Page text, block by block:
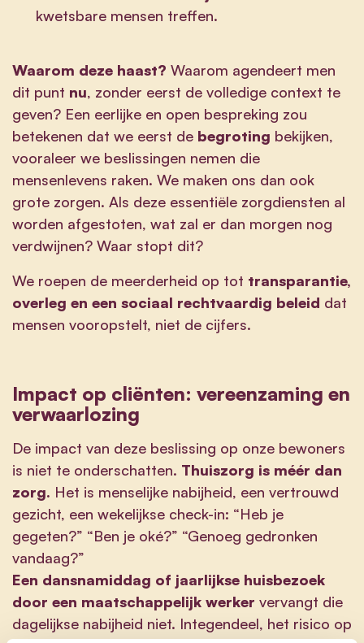
kwetsbare mensen treffen.
Waarom deze haast? Waarom agendeert men
dit punt nu, zonder eerst de volledige context te
geven? Een eerlijke en open bespreking zou
betekenen dat we eerst de begroting bekijken,
vooraleer we beslissingen nemen die
mensenlevens raken. We maken ons dan ook
grote zorgen. Als deze essentiële zorgdiensten al
worden afgestoten, wat zal er dan morgen nog
verdwijnen? Waar stopt dit?
We roepen de meerderheid op tot transparantie,
overleg en een sociaal rechtvaardig beleid dat
mensen vooropstelt, niet de cijfers.
Impact op cliënten: vereenzaming en
verwaarlozing
De impact van deze beslissing op onze bewoners
is niet te onderschatten. Thuiszorg is méér dan
zorg. Het is menselijke nabijheid, een vertrouwd
gezicht, een wekelijkse check-in: “Heb je
gegeten?” “Ben je oké?” “Genoeg gedronken
vandaag?”
Een dansnamiddag of jaarlijkse huisbezoek
door een maatschappelijk werker vervangt die
dagelijkse nabijheid niet. Integendeel, het risico op